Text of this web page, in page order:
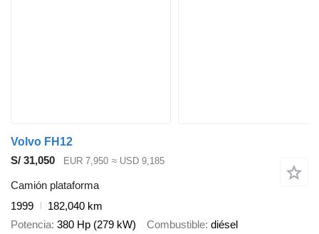
Volvo FH12
S/ 31,050
EUR 7,950 ≈ USD 9,185
Camión plataforma
1999
182,040 km
Potencia 380 Hp (279 kW) Combustible diésel